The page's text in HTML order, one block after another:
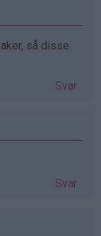
så disse
Svar
Svar